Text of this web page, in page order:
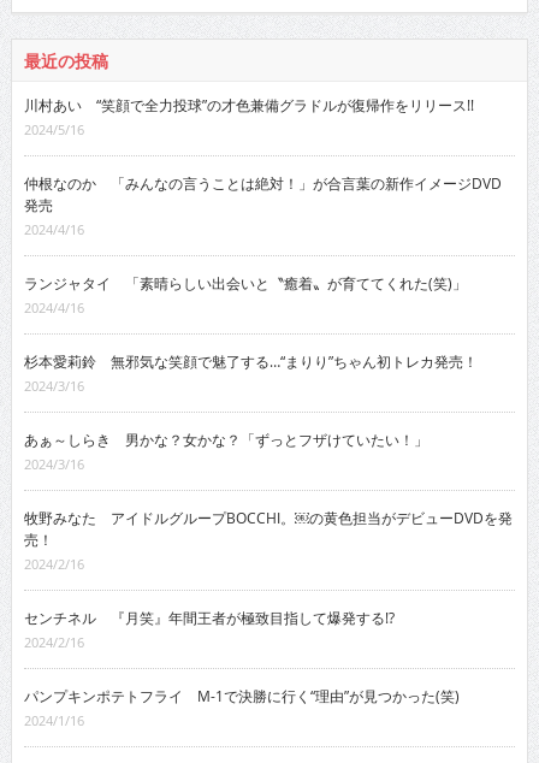
最近の投稿
川村あい “笑顔で全力投球”の才色兼備グラドルが復帰作をリリース!!
2024/5/16
仲根なのか 「みんなの言うことは絶対！」が合言葉の新作イメージDVD
発売
2024/4/16
ランジャタイ 「素晴らしい出会いと〝癒着〟が育ててくれた(笑)」
2024/4/16
杉本愛莉鈴 無邪気な笑顔で魅了する…“まりり”ちゃん初トレカ発売！
2024/3/16
あぁ～しらき 男かな？女かな？「ずっとフザけていたい！」
2024/3/16
牧野みなた アイドルグループBOCCHI。￼の黄色担当がデビューDVDを発
売！
2024/2/16
センチネル 『月笑』年間王者が極致目指して爆発する!?
2024/2/16
パンプキンポテトフライ M-1で決勝に行く“理由”が見つかった(笑)
2024/1/16